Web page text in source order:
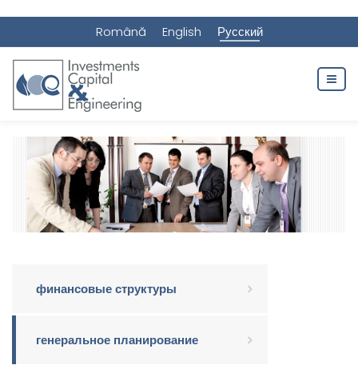
Română English Русский
финансовые структуры
генеральное планирование